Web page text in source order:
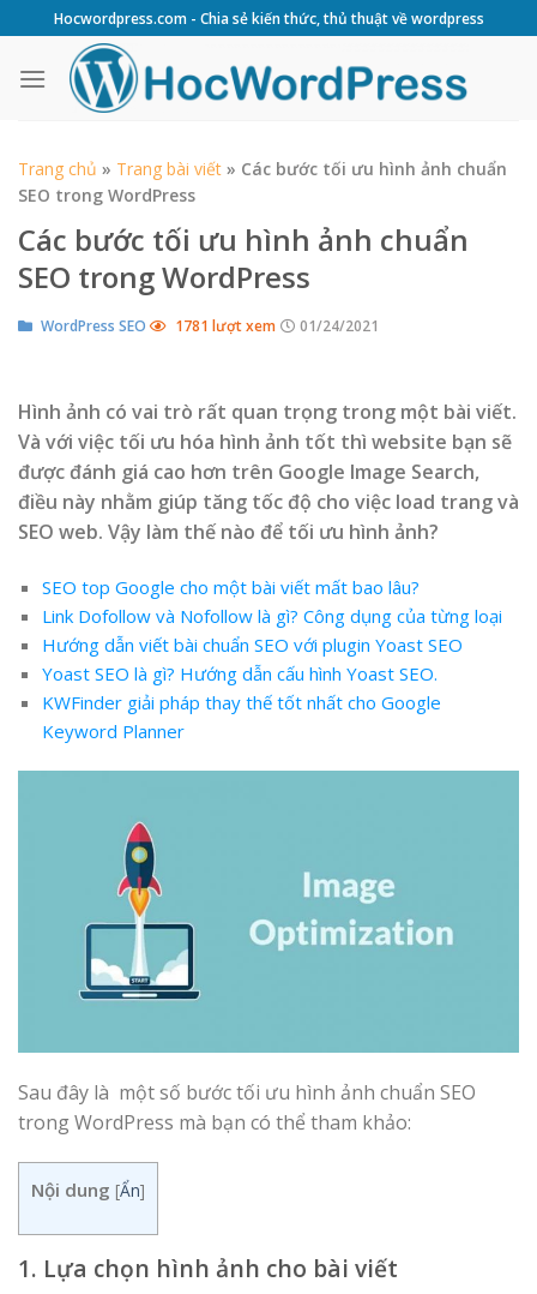
to
content
Hocwordpress.com - Chia sẻ kiến thức, thủ thuật về wordpress
Trang chủ » Trang bài viết » Các bước tối ưu hình ảnh chuẩn
SEO trong WordPress
Các bước tối ưu hình ảnh chuẩn
SEO trong WordPress
WordPress SEO 1781 lượt xem 01/24/2021
Hình ảnh có vai trò rất quan trọng trong một bài viết.
Và với việc tối ưu hóa hình ảnh tốt thì website bạn sẽ
được đánh giá cao hơn trên Google Image Search,
điều này nhằm giúp tăng tốc độ cho việc load trang và
SEO web. Vậy làm thế nào để tối ưu hình ảnh?
SEO top Google cho một bài viết mất bao lâu?
Link Dofollow và Nofollow là gì? Công dụng của từng loại
Hướng dẫn viết bài chuẩn SEO với plugin Yoast SEO
Yoast SEO là gì? Hướng dẫn cấu hình Yoast SEO.
KWFinder giải pháp thay thế tốt nhất cho Google
Keyword Planner
Sau đây là một số bước tối ưu hình ảnh chuẩn SEO
trong WordPress mà bạn có thể tham khảo:
Nội dung [Ẩn]
1. Lựa chọn hình ảnh cho bài viết